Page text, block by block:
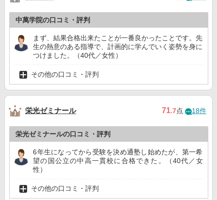
中萬学院の口コミ・評判
まず、結果合格出来たことが一番良かったことです。先
生の熱意のある指導で、計画的に学んでいく姿勢を身に
つけました。（40代／女性）
その他の口コミ・評判
栄光ゼミナール 71.7点 18件
栄光ゼミナールの口コミ・評判
6年生になってから受験を決め通塾し始めたが、第一希
望の国公立の中高一貫校に合格できた。（40代／女
性）
その他の口コミ・評判